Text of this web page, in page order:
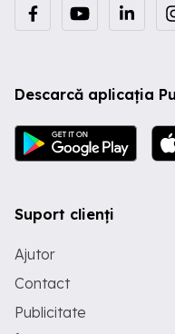
Descarcă aplicația
Suport clienți
Ajutor
Contact
Publicitate